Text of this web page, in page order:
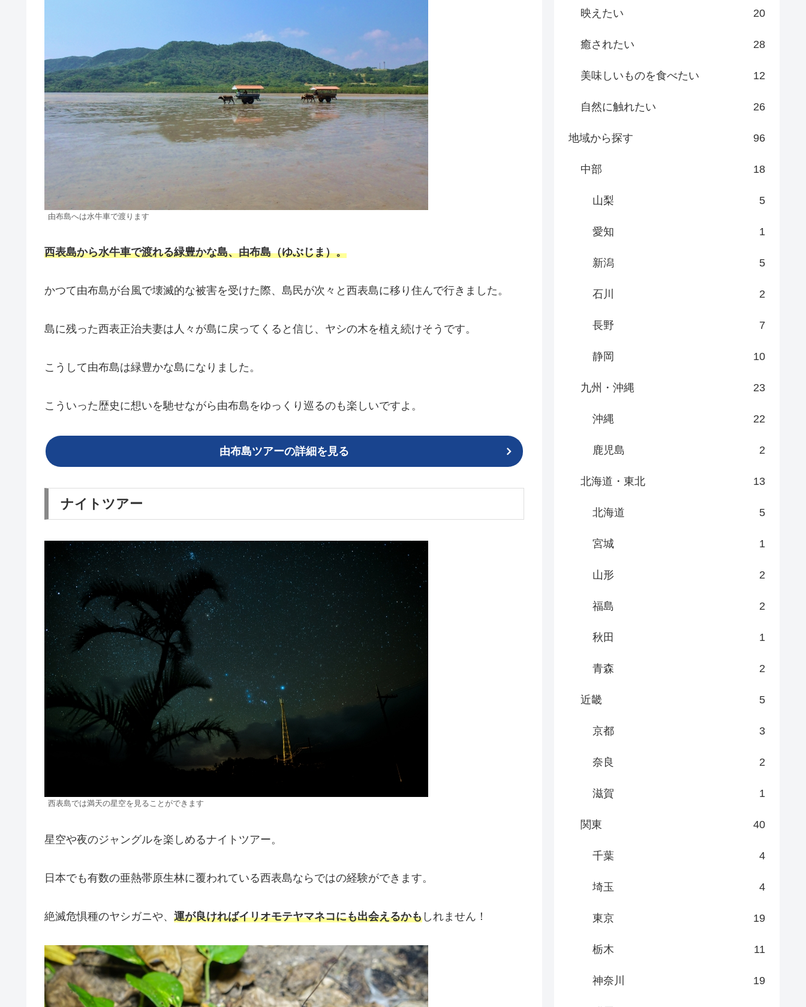
由布島へは水牛車で渡ります
西表島から水牛車で渡れる緑豊かな島、由布島（ゆぶじま）。
かつて由布島が台風で壊滅的な被害を受けた際、島民が次々と西表島に移り住んで行きました。
島に残った西表正治夫妻は人々が島に戻ってくると信じ、ヤシの木を植え続けそうです。
こうして由布島は緑豊かな島になりました。
こういった歴史に想いを馳せながら由布島をゆっくり巡るのも楽しいですよ。
由布島ツアーの詳細を見る
ナイトツアー
西表島では満天の星空を見ることができます
星空や夜のジャングルを楽しめるナイトツアー。
日本でも有数の亜熱帯原生林に覆われている西表島ならではの経験ができます。
絶滅危惧種のヤシガニや、 運が良ければイリオモテヤマネコにも出会えるかも しれません！
映えたい 20
癒されたい 28
美味しいものを食べたい 12
自然に触れたい 26
地域から探す 96
中部 18
山梨 5
愛知 1
新潟 5
石川 2
長野 7
静岡 10
九州・沖縄 23
沖縄 22
鹿児島 2
北海道・東北 13
北海道 5
宮城 1
山形 2
福島 2
秋田 1
青森 2
近畿 5
京都 3
奈良 2
滋賀 1
関東 40
千葉 4
埼玉 4
東京 19
栃木 11
神奈川 19